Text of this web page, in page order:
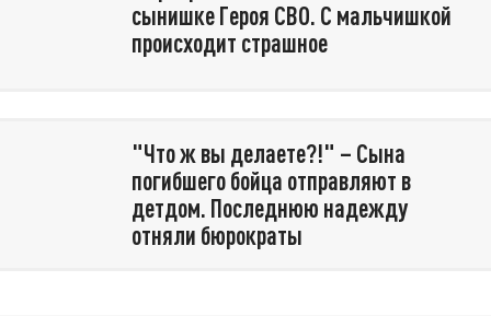
сынишке Героя СВО. С мальчишкой
происходит страшное
"Что ж вы делаете?!" – Сына
погибшего бойца отправляют в
детдом. Последнюю надежду
отняли бюрократы